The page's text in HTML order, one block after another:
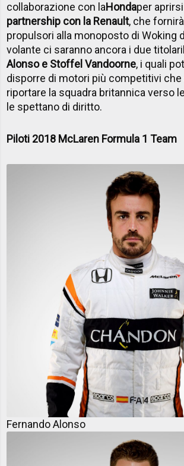
collaborazione con laHondaper
partnership con la Renault, che
propulsori alla monoposto di Woking
volante ci saranno ancora i due titolari
Alonso e Stoffel Vandoorne, i quali
disporre di motori più competitivi che
riportare la squadra britannica verso
le spettano di diritto.
Piloti 2018 McLaren Formula 1 Team
Fernando Alonso